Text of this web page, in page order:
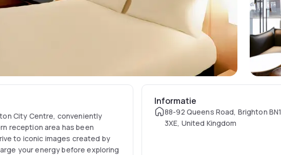
City Centre, conveniently
reception area has been
to iconic images created by
your energy before exploring
Informatie
88-92 Queens Road, Brighton BN1
3XE, United Kingdom